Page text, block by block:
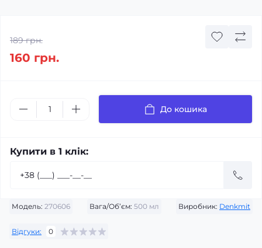
Модель: 270606 Вага/Об’єм: 500 мл Виробник: Denkmit
Відгуки: 0
189 грн.
160 грн.
До кошика
Купити в 1 клік: